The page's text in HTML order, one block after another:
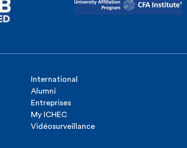
International
Alumni
Entreprises
My ICHEC
Vidéosurveillance